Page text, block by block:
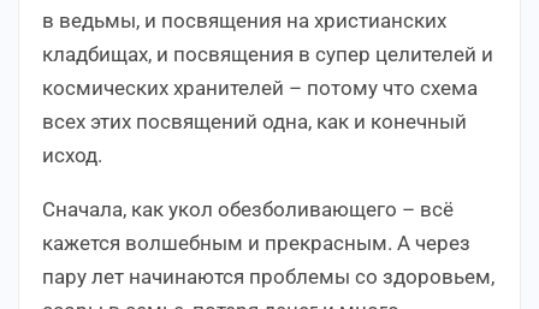
в ведьмы, и посвящения на христианских
кладбищах, и посвящения в супер целителей и
космических хранителей – потому что схема
всех этих посвящений одна, как и конечный
исход.
Сначала, как укол обезболивающего – всё
кажется волшебным и прекрасным. А через
пару лет начинаются проблемы со здоровьем,